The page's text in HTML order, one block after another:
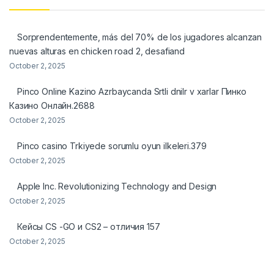
Sorprendentemente, más del 70% de los jugadores alcanzan
nuevas alturas en chicken road 2, desafiand
October 2, 2025
Pinco Online Kazino Azrbaycanda Srtli dnilr v xarlar Пинко
Казино Онлайн.2688
October 2, 2025
Pinco casino Trkiyede sorumlu oyun ilkeleri.379
October 2, 2025
Apple Inc. Revolutionizing Technology and Design
October 2, 2025
Кейсы CS -GO и CS2 – отличия 157
October 2, 2025